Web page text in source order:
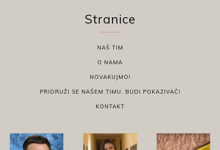
Stranice
NAŠ TIM
O NAMA
NOVAKUJMO!
PRIDRUŽI SE NAŠEM TIMU, BUDI POKAZIVAČ!
KONTAKT